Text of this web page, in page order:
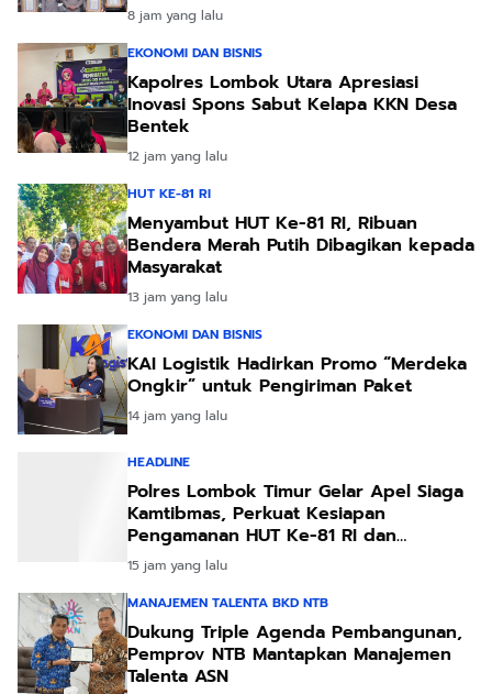
8 jam yang lalu
EKONOMI DAN BISNIS
Kapolres Lombok Utara Apresiasi
Inovasi Spons Sabut Kelapa KKN Desa
Bentek
12 jam yang lalu
HUT KE-81 RI
Menyambut HUT Ke-81 RI, Ribuan
Bendera Merah Putih Dibagikan kepada
Masyarakat
13 jam yang lalu
EKONOMI DAN BISNIS
KAI Logistik Hadirkan Promo “Merdeka
Ongkir” untuk Pengiriman Paket
14 jam yang lalu
HEADLINE
Polres Lombok Timur Gelar Apel Siaga
Kamtibmas, Perkuat Kesiapan
Pengamanan HUT Ke-81 RI dan
Kunjungan Kapolri
15 jam yang lalu
MANAJEMEN TALENTA BKD NTB
Dukung Triple Agenda Pembangunan,
Pemprov NTB Mantapkan Manajemen
Talenta ASN